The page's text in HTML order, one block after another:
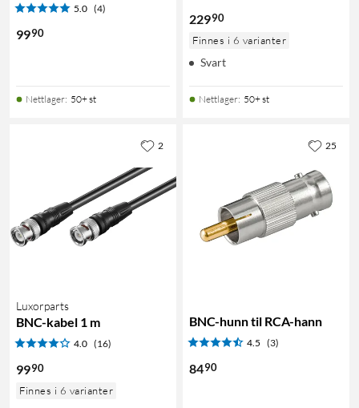
5.0 (4)
9990
Nettlager: 50+ st
22990
Finnes i 6 varianter
Svart
Nettlager: 50+ st
Luxorparts
BNC-kabel 1 m
4.0 (16)
9990
Finnes i 6 varianter
2
BNC-hunn til RCA-hann
4.5 (3)
8490
25